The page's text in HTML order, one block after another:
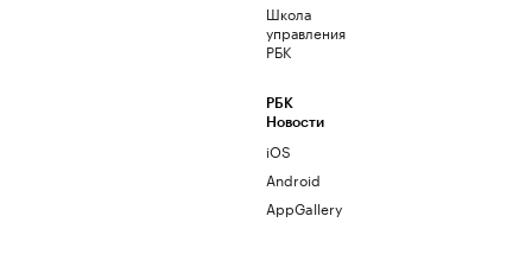
Школа
управления
РБК
РБК
Новости
iOS
Android
AppGallery